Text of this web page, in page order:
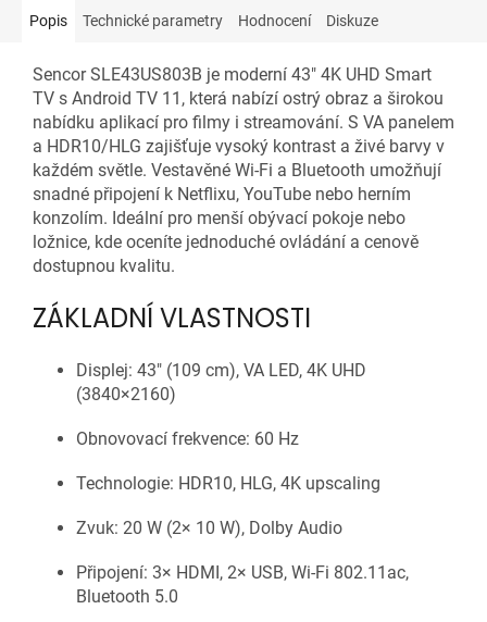
Popis Technické parametry Hodnocení Diskuze
Sencor SLE43US803B je moderní 43" 4K UHD Smart
TV s Android TV 11, která nabízí ostrý obraz a širokou
nabídku aplikací pro filmy i streamování. S VA panelem
a HDR10/HLG zajišťuje vysoký kontrast a živé barvy v
každém světle. Vestavěné Wi-Fi a Bluetooth umožňují
snadné připojení k Netflixu, YouTube nebo herním
konzolím. Ideální pro menší obývací pokoje nebo
ložnice, kde oceníte jednoduché ovládání a cenově
dostupnou kvalitu.
ZÁKLADNÍ VLASTNOSTI
Displej: 43" (109 cm), VA LED, 4K UHD
(3840×2160)
Obnovovací frekvence: 60 Hz
Technologie: HDR10, HLG, 4K upscaling
Zvuk: 20 W (2× 10 W), Dolby Audio
Připojení: 3× HDMI, 2× USB, Wi-Fi 802.11ac,
Bluetooth 5.0